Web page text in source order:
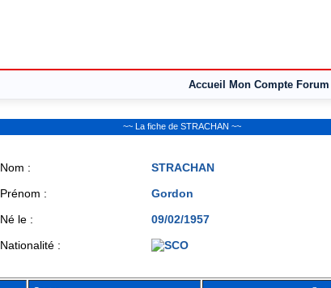
Accueil Mon Compte Forum
~~ La fiche de STRACHAN ~~
Nom :
STRACHAN
Prénom :
Gordon
Né le :
09/02/1957
Nationalité :